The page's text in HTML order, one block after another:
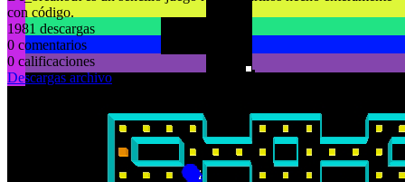
con código.
1981 descargas
0 comentarios
0 calificaciones
Descargas archivo